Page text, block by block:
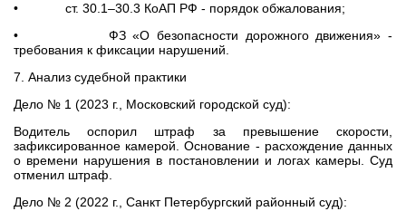
• ст. 30.1–30.3 КоАП РФ - порядок обжалования;
• ФЗ «О безопасности дорожного движения» -
требования к фиксации нарушений.
7. Анализ судебной практики
Дело № 1 (2023 г., Московский городской суд):
Водитель оспорил штраф за превышение скорости,
зафиксированное камерой. Основание - расхождение данных
о времени нарушения в постановлении и логах камеры. Суд
отменил штраф.
Дело № 2 (2022 г., Санкт Петербургский районный суд):